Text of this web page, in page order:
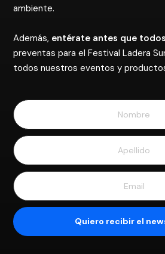
ambiente.
Además, entérate antes que todos
preventas para el Festival Ladera
todos nuestros eventos y